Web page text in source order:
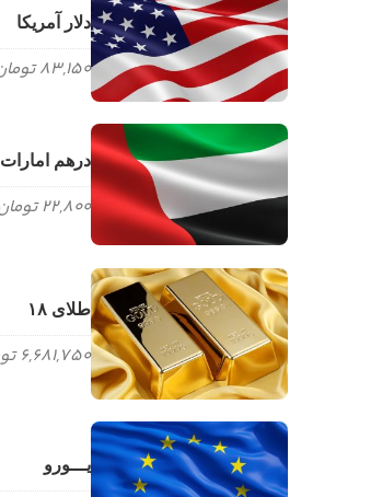
دلار آمریکا
83,150 تومان
درهم امارات
22,800 تومان
طلای ۱۸
6,681,750 تومان
یـــورو